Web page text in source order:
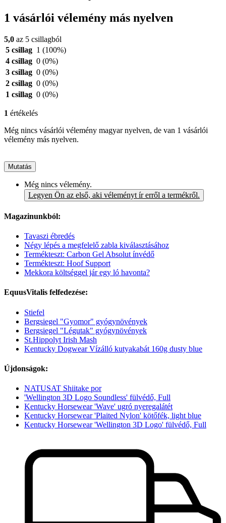
1 vásárlói vélemény más nyelven
5,0 az 5 csillagból
5 csillag 1 (100%)
4 csillag 0 (0%)
3 csillag 0 (0%)
2 csillag 0 (0%)
1 csillag 0 (0%)
1 értékelés
Még nincs vásárlói vélemény magyar nyelven, de van 1 vásárlói
vélemény más nyelven.
Mutatás
Még nincs vélemény.
Legyen Ön az első, aki véleményt ír erről a termékről.
Magazinunkból:
Tavaszi ébredés
Négy lépés a megfelelő zabla kiválasztásához
Termékteszt: Carbon Gel Absolut ínvédő
Termékteszt: Hoof Support
Mekkora költséggel jár egy ló havonta?
EquusVitalis felfedezése:
Stiefel
Bergsiegel "Gyomor" gyógynövények
Bergsiegel "Légutak" gyógynövények
St.Hippolyt Irish Mash
Kentucky Dogwear Vízálló kutyakabát 160g dusty blue
Újdonságok:
NATUSAT Shiitake por
'Wellington 3D Logo Soundless' fülvédő, Full
Kentucky Horsewear 'Wave' ugró nyeregalátét
Kentucky Horsewear 'Plaited Nylon' kötőfék, light blue
Kentucky Horsewear 'Wellington 3D Logo' fülvédő, Full